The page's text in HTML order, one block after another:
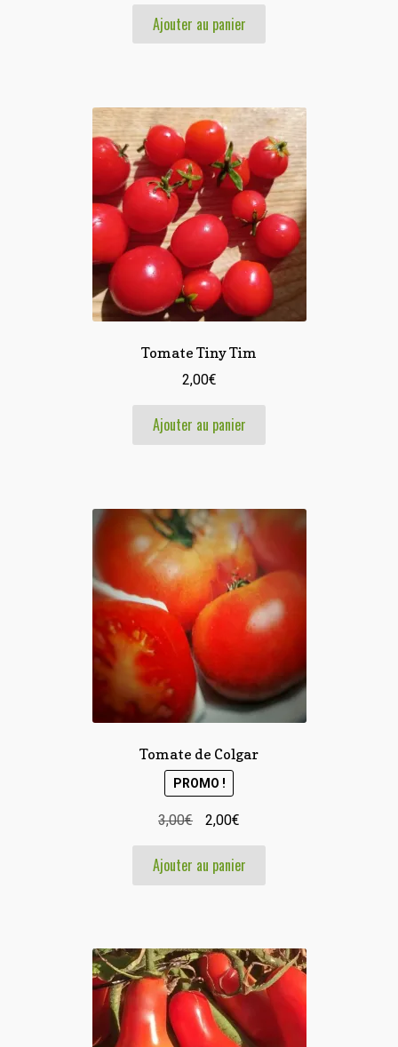
initial
était :
actuel
est :
Ajouter au panier
Tomate Tiny Tim
2,00€
Ajouter au panier
Tomate de Colgar
PROMO !
3,00€
Le
prix
initial
était :
2,00€Le
prix
actuel
est :
Ajouter au panier